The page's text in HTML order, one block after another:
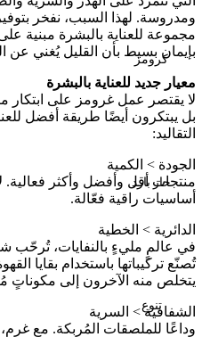
كرومز
حار بارد
تنوع
ومدروسة. لهذا السبب، نفخر
مجموعة للعناية بالبشرة مبنية
بإيمان بسيط بأن القليل يُغني عن
معيار جديد للعناية بالبشرة
لا يقتصر عمل غرومز على ابتكار
بل يبتكرون أيضًا طريقة أفضل
التقاليد:
الجودة > الكمية
منتجات أقل وأفضل وأكثر
أساسيات راقية فعّالة.
الدائرية > الخطية
في عالمٍ مليءٍ بالنفايات، تُرحّب
تُصنّع تركيباتها باستخدام بقايا
يتخلص منه الآخرون إلى مكوناتٍ
الشفافية > السرية
وداعًا للملصقات المُربكة. مع